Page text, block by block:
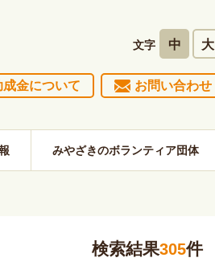
文字 中 大
お問い合わせ
成金について
みやざきのボランティア団体
検索結果305件